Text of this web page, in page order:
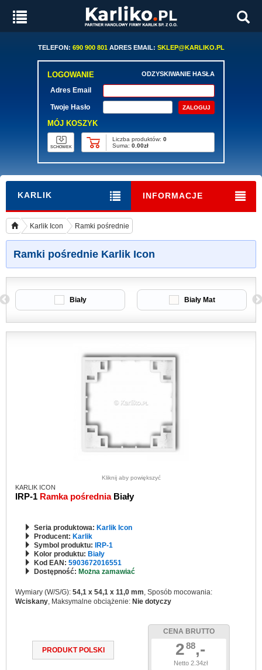
TELEFON: 690 900 801ADRES EMAIL: SKLEP@KARLIKO.PL
LOGOWANIE ODZYSKIWANIE HASŁA
Adres Email
Twoje Hasło
MÓJ KOSZYK
SCHOWEK
Liczba produktów: 0
Suma: 0.00zł
KARLIK INFORMACJE
Karlik Icon Ramki pośrednie
Ramki pośrednie Karlik Icon
Biały Biały Mat
Kliknij aby powiększyć
KARLIK ICON
IRP-1 Ramka pośrednia Biały
Seria produktowa: Karlik Icon
Producent: Karlik
Symbol produktu:
IRP-1
Kolor produktu: Biały
Kod EAN: 5903672016551
Dostępność: Można zamawiać
Wymiary (W/S/G): 54,1 x 54,1 x 11,0 mm, Sposób mocowania:
Wciskany, Maksymalne obciążenie: Nie dotyczy
PRODUKT POLSKI
CENA BRUTTO
288,-
Netto 2.34zł